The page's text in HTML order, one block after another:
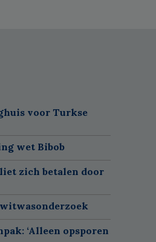
voor Turkse
wet Bibob
zich betalen door
‘Alleen opsporen